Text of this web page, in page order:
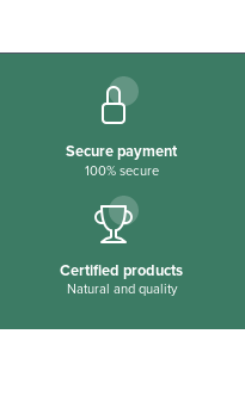
Secure payment
100% secure
Certified products
Natural and quality